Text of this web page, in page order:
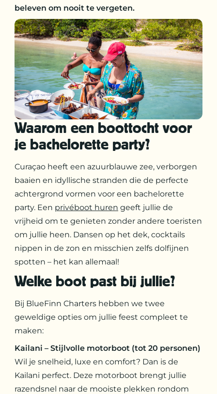
beleven om nooit te vergeten.
Waarom een boottocht voor
je bachelorette party?
Curaçao heeft een azuurblauwe zee, verborgen
baaien en idyllische stranden die de perfecte
achtergrond vormen voor een bachelorette
party. Een privéboot huren geeft jullie de
vrijheid om te genieten zonder andere toeristen
om jullie heen. Dansen op het dek, cocktails
nippen in de zon en misschien zelfs dolfijnen
spotten – het kan allemaal!
Welke boot past bij jullie?
Bij BlueFinn Charters hebben we twee
geweldige opties om jullie feest compleet te
maken:
Kailani – Stijlvolle motorboot (tot 20 personen)
Wil je snelheid, luxe en comfort? Dan is de
Kailani perfect. Deze motorboot brengt jullie
razendsnel naar de mooiste plekken rondom